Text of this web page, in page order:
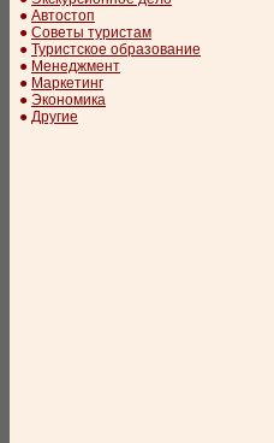
● Автостоп
● Советы туристам
● Туристское образование
● Менеджмент
● Маркетинг
● Экономика
● Другие